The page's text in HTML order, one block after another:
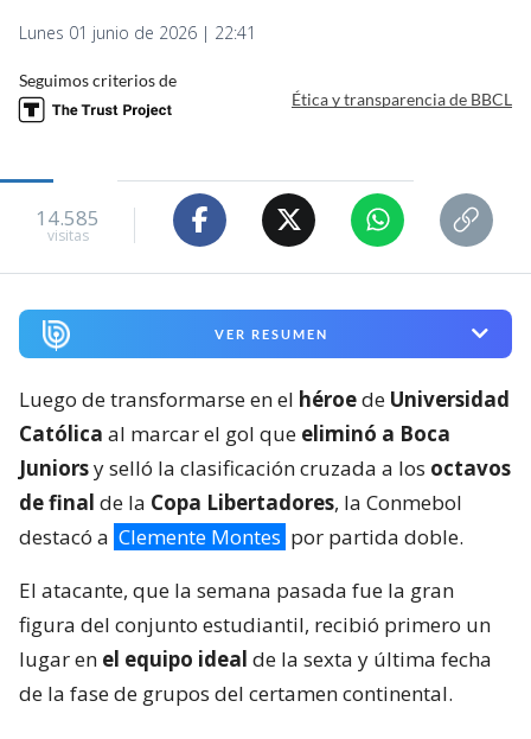
Lunes 01 junio de 2026 | 22:41
Seguimos criterios de
Ética y transparencia de BBCL
14.585
visitas
VER RESUMEN
Luego de transformarse en el héroede Universidad
Católica al marcar el gol que eliminó a Boca
Juniorsy selló la clasificación cruzada a los octavos
de final de la Copa Libertadores, la Conmebol
destacó a Clemente Montes por partida doble.
El atacante, que la semana pasada fue la gran
figura del conjunto estudiantil, recibió primero un
lugar en el equipo ideal de la sexta y última fecha
de la fase de grupos del certamen continental.